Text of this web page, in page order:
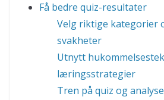
Få bedre quiz-resultater
Velg riktige kategorier
svakheter
Utnytt
læringsstrategier
Tren på quiz og